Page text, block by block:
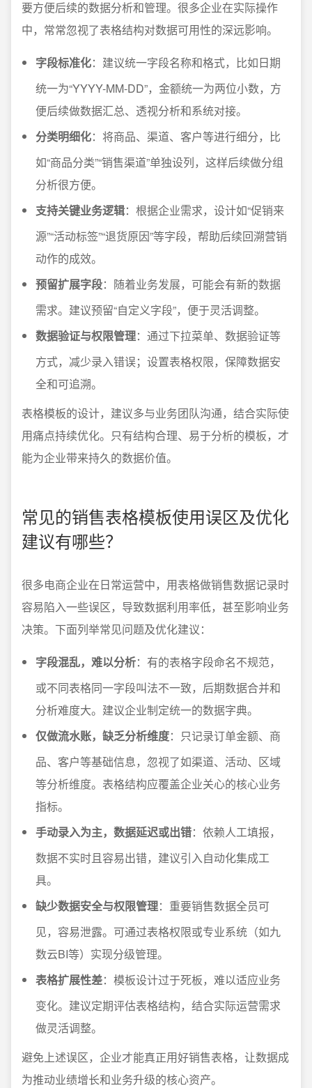
要方便后续的数据分析和管理。很多企业在实际操作
中，常常忽视了表格结构对数据可用性的深远影响。
字段标准化：建议统一字段名称和格式，比如日期
统一为“YYYY-MM-DD”，金额统一为两位小数，方
便后续做数据汇总、透视分析和系统对接。
分类明细化：将商品、渠道、客户等进行细分，比
如“商品分类”“销售渠道”单独设列，这样后续做分组
分析很方便。
支持关键业务逻辑：根据企业需求，设计如“促销来
源”“活动标签”“退货原因”等字段，帮助后续回溯营销
动作的成效。
预留扩展字段：随着业务发展，可能会有新的数据
需求。建议预留“自定义字段”，便于灵活调整。
数据验证与权限管理：通过下拉菜单、数据验证等
方式，减少录入错误；设置表格权限，保障数据安
全和可追溯。
表格模板的设计，建议多与业务团队沟通，结合实际使
用痛点持续优化。只有结构合理、易于分析的模板，才
能为企业带来持久的数据价值。
常见的销售表格模板使用误区及优化
建议有哪些？
很多电商企业在日常运营中，用表格做销售数据记录时
容易陷入一些误区，导致数据利用率低，甚至影响业务
决策。下面列举常见问题及优化建议：
字段混乱，难以分析：有的表格字段命名不规范，
或不同表格同一字段叫法不一致，后期数据合并和
分析难度大。建议企业制定统一的数据字典。
仅做流水账，缺乏分析维度：只记录订单金额、商
品、客户等基础信息，忽视了如渠道、活动、区域
等分析维度。表格结构应覆盖企业关心的核心业务
指标。
手动录入为主，数据延迟或出错：依赖人工填报，
数据不实时且容易出错，建议引入自动化集成工
具。
缺少数据安全与权限管理：重要销售数据全员可
见，容易泄露。可通过表格权限或专业系统（如九
数云BI等）实现分级管理。
表格扩展性差：模板设计过于死板，难以适应业务
变化。建议定期评估表格结构，结合实际运营需求
做灵活调整。
避免上述误区，企业才能真正用好销售表格，让数据成
为推动业绩增长和业务升级的核心资产。